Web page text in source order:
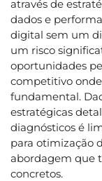
através de
dados e
digital sem um
um risco
oportunidades
competitivo
fundamental.
estratégicas
diagnósticos é
para otimização
abordagem que
concretos.